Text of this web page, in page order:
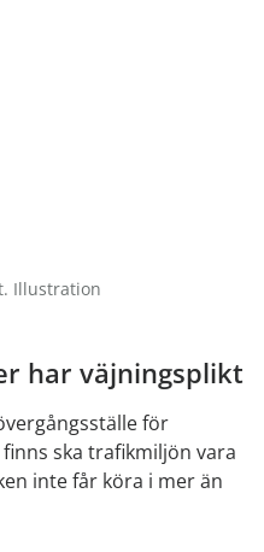
Illustration
har väjningsplikt
för
ska trafikmiljön vara
inte får köra i mer än